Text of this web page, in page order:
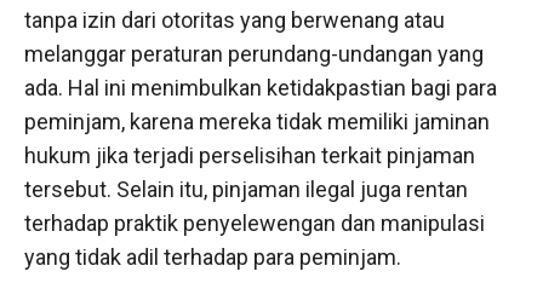
tanpa izin dari otoritas yang berwenang atau
melanggar peraturan perundang-undangan yang
ada. Hal ini menimbulkan ketidakpastian bagi para
peminjam, karena mereka tidak memiliki jaminan
hukum jika terjadi perselisihan terkait pinjaman
tersebut. Selain itu, pinjaman ilegal juga rentan
terhadap praktik penyelewengan dan manipulasi
yang tidak adil terhadap para peminjam.